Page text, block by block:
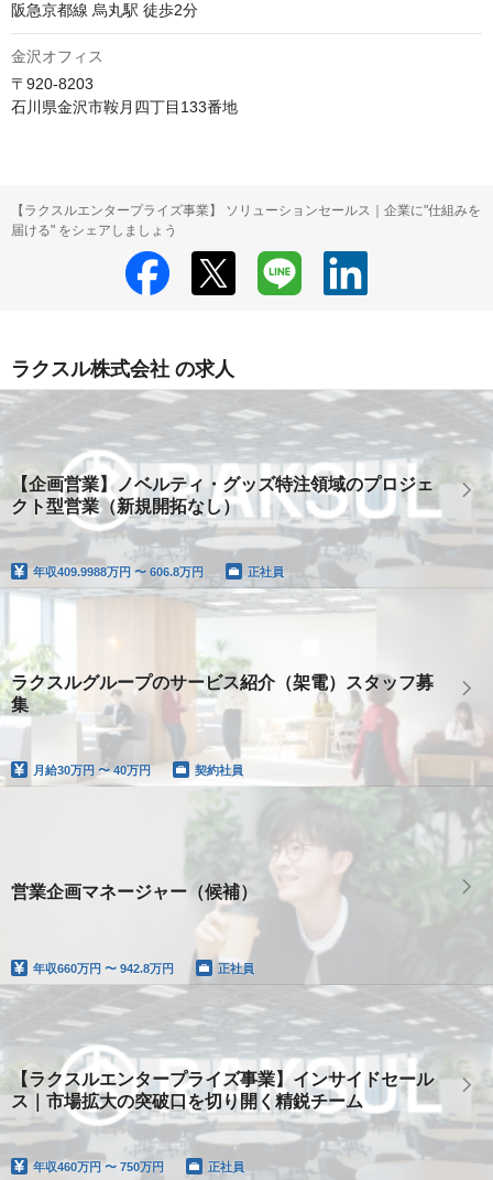
阪急京都線 烏丸駅 徒歩2分
金沢オフィス
〒920-8203
石川県金沢市鞍月四丁目133番地
【ラクスルエンタープライズ事業】 ソリューションセールス｜企業に"仕組みを
届ける" をシェアしましょう
ラクスル株式会社 の求人
【企画営業】ノベルティ・グッズ特注領域のプロジェ
クト型営業（新規開拓なし）
年収409.9988万円 〜 606.8万円 正社員
ラクスルグループのサービス紹介（架電）スタッフ募
集
月給30万円 〜 40万円 契約社員
営業企画マネージャー（候補）
年収660万円 〜 942.8万円 正社員
【ラクスルエンタープライズ事業】インサイドセール
ス｜市場拡大の突破口を切り開く精鋭チーム
年収460万円 〜 750万円 正社員